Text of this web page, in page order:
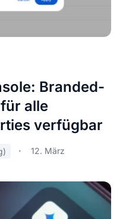
Branded-
alle
verfügbar
12. März